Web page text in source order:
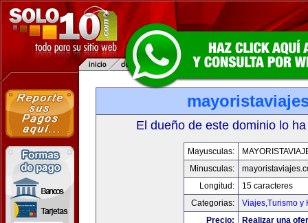
El dueño de este dominio lo
Mayusculas:
Minusculas:
Longitud:
15 caracteres
Categorias:
Viajes,Turismo y
Precio:
Realizar una